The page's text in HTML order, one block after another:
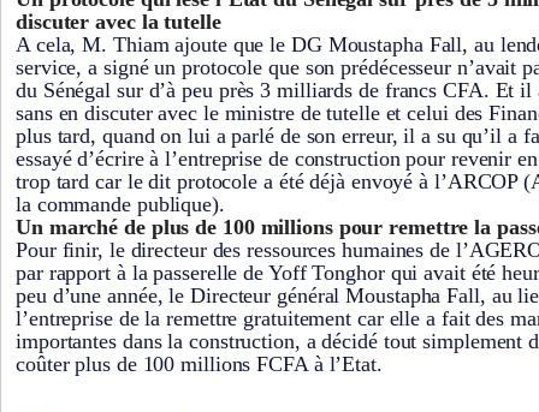
discuter avec la tutelle
A cela, M. Thiam ajoute que le DG Moustapha Fall, au
service, a signé un protocole que son prédécesseur n’avait
du Sénégal sur d’à peu près 3 milliards de francs CFA. Et
sans en discuter avec le ministre de tutelle et celui des
plus tard, quand on lui a parlé de son erreur, il a su qu’il a
essayé d’écrire à l’entreprise de construction pour revenir
trop tard car le dit protocole a été déjà envoyé à l’ARCOP
la commande publique).
Un marché de plus de 100 millions pour remettre la
Pour finir, le directeur des ressources humaines de
par rapport à la passerelle de Yoff Tonghor qui avait été
peu d’une année, le Directeur général Moustapha Fall, au
l’entreprise de la remettre gratuitement car elle a fait des
importantes dans la construction, a décidé tout simplement
coûter plus de 100 millions FCFA à l’Etat.